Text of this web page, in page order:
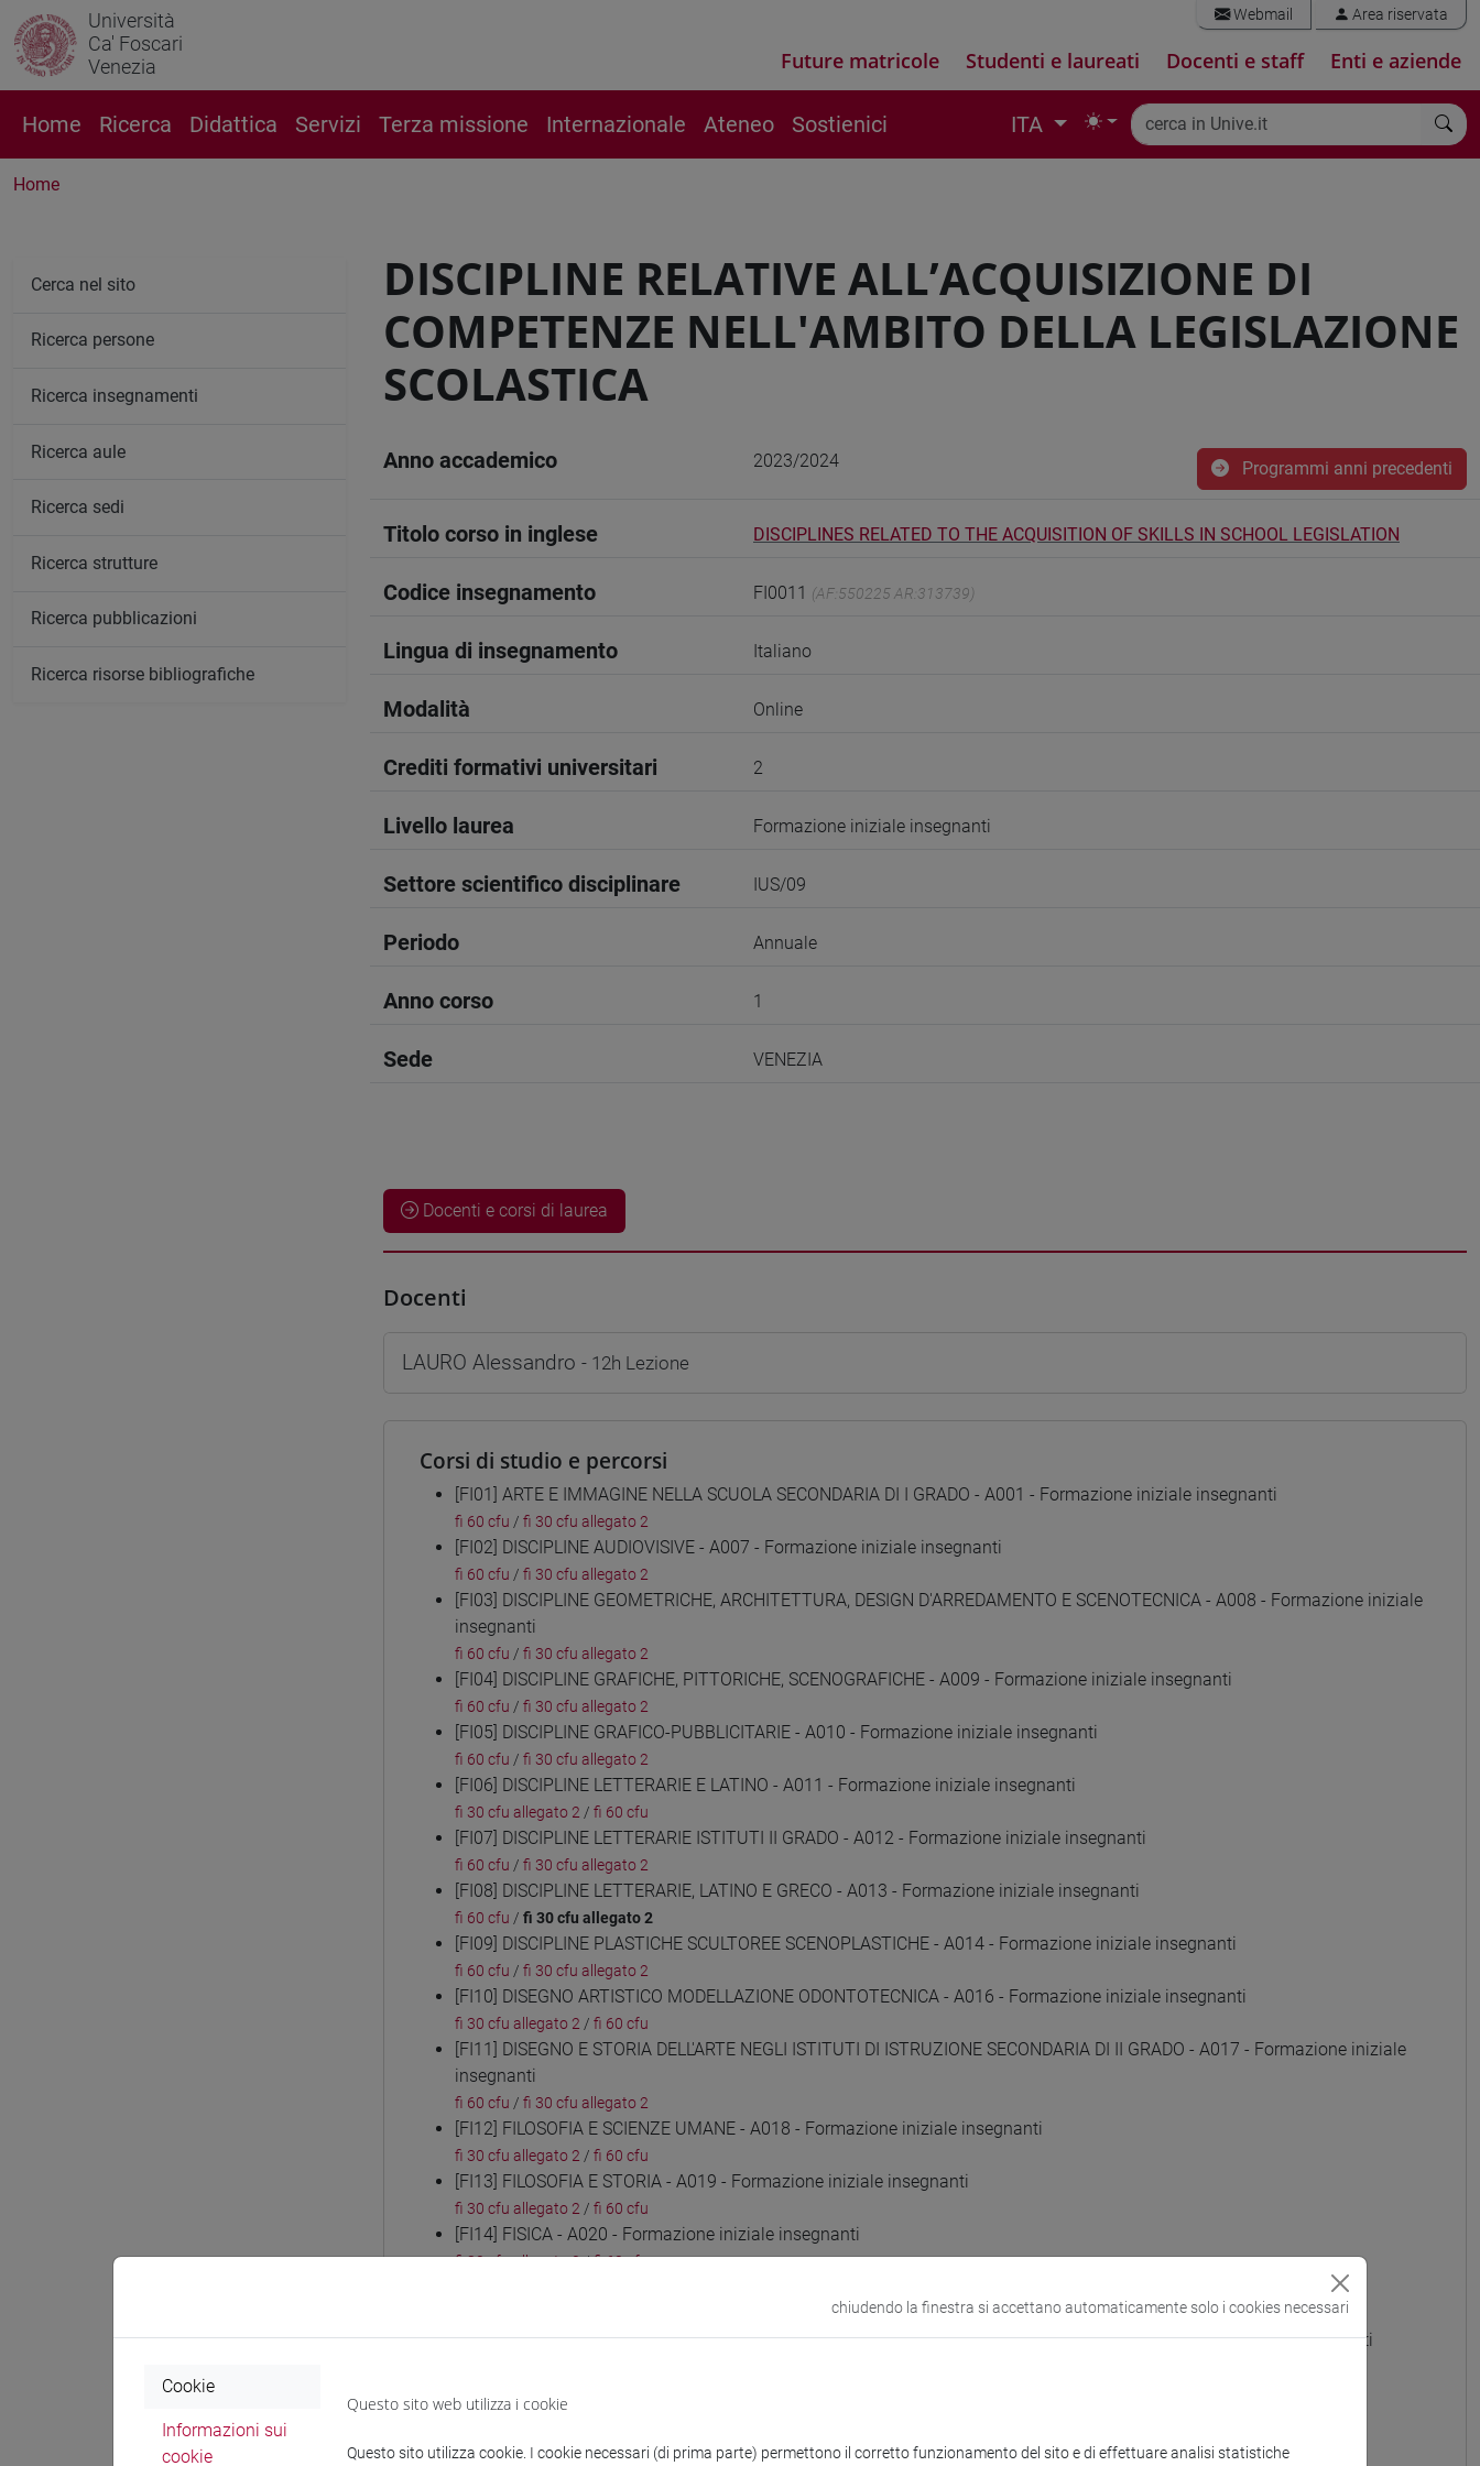
Università
Ca' Foscari
Venezia
Webmail Area riservata
Future matricole Studenti e laureati Docenti e staff Enti e aziende
Home Ricerca Didattica Servizi Terza missione Internazionale Ateneo Sostienici ITA
Home
DISCIPLINE RELATIVE ALL’ACQUISIZIONE DI
COMPETENZE NELL'AMBITO DELLA LEGISLAZIONE
SCOLASTICA
Anno accademico 2023/2024 Programmi anni precedenti
Titolo corso in inglese DISCIPLINES RELATED TO THE ACQUISITION OF SKILLS IN SCHOOL LEGISLATION
Codice insegnamento FI0011 (AF:550225 AR:313739)
Lingua di insegnamento Italiano
Modalità Online
Crediti formativi universitari 2
Livello laurea Formazione iniziale insegnanti
Settore scientifico disciplinare IUS/09
Periodo Annuale
Anno corso 1
Sede VENEZIA
Docenti e corsi di laurea
Docenti
LAURO Alessandro - 12h Lezione
Corsi di studio e percorsi
[FI01] ARTE E IMMAGINE NELLA SCUOLA SECONDARIA DI I GRADO - A001 - Formazione iniziale insegnanti
fi 60 cfu / fi 30 cfu allegato 2
[FI02] DISCIPLINE AUDIOVISIVE - A007 - Formazione iniziale insegnanti
fi 60 cfu / fi 30 cfu allegato 2
[FI03] DISCIPLINE GEOMETRICHE, ARCHITETTURA, DESIGN D'ARREDAMENTO E SCENOTECNICA - A008 - Formazione iniziale
insegnanti
fi 60 cfu / fi 30 cfu allegato 2
[FI04] DISCIPLINE GRAFICHE, PITTORICHE, SCENOGRAFICHE - A009 - Formazione iniziale insegnanti
fi 60 cfu / fi 30 cfu allegato 2
[FI05] DISCIPLINE GRAFICO-PUBBLICITARIE - A010 - Formazione iniziale insegnanti
fi 60 cfu / fi 30 cfu allegato 2
[FI06] DISCIPLINE LETTERARIE E LATINO - A011 - Formazione iniziale insegnanti
fi 30 cfu allegato 2 / fi 60 cfu
[FI07] DISCIPLINE LETTERARIE ISTITUTI II GRADO - A012 - Formazione iniziale insegnanti
fi 60 cfu / fi 30 cfu allegato 2
[FI08] DISCIPLINE LETTERARIE, LATINO E GRECO - A013 - Formazione iniziale insegnanti
fi 60 cfu / fi 30 cfu allegato 2
[FI09] DISCIPLINE PLASTICHE SCULTOREE SCENOPLASTICHE - A014 - Formazione iniziale insegnanti
fi 60 cfu / fi 30 cfu allegato 2
[FI10] DISEGNO ARTISTICO MODELLAZIONE ODONTOTECNICA - A016 - Formazione iniziale insegnanti
fi 30 cfu allegato 2 / fi 60 cfu
[FI11] DISEGNO E STORIA DELL'ARTE NEGLI ISTITUTI DI ISTRUZIONE SECONDARIA DI II GRADO - A017 - Formazione iniziale
insegnanti
fi 60 cfu / fi 30 cfu allegato 2
[FI12] FILOSOFIA E SCIENZE UMANE - A018 - Formazione iniziale insegnanti
fi 30 cfu allegato 2 / fi 60 cfu
[FI13] FILOSOFIA E STORIA - A019 - Formazione iniziale insegnanti
fi 30 cfu allegato 2 / fi 60 cfu
[FI14] FISICA - A020 - Formazione iniziale insegnanti
fi 30 cfu allegato 2/fi 60 cfu
[FI16] ITALIANO, STORIA, GEOGRAFIA NELLA SCUOLA SECONDARIA DI I GRADO - A022 - Formazione iniziale insegnanti
[FI18] LINGUA E CULTURA STRANIERA (FRANCESE) - AA24 - Formazione iniziale insegnanti
Cerca nel sito
Ricerca persone
Ricerca insegnamenti
Ricerca aule
Ricerca sedi
Ricerca strutture
Ricerca pubblicazioni
Ricerca risorse bibliografiche
chiudendo la finestra si accettano automaticamente solo i cookies necessari
Cookie
Informazioni sui
cookie
Questo sito web utilizza i cookie
Questo sito utilizza cookie. I cookie necessari (di prima parte) permettono il corretto funzionamento del sito e di effettuare analisi statistiche